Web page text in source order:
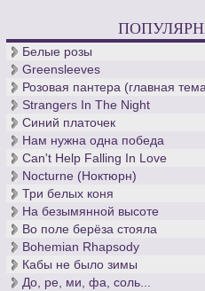
Белые розы
Greensleeves
Розовая пантера (главная
Strangers In The Night
Синий платочек
Нам нужна одна победа
Can't Help Falling In Love
Nocturne (Ноктюрн)
Три белых коня
На безымянной высоте
Во поле берёза стояла
Bohemian Rhapsody
Кабы не было зимы
До, ре, ми, фа, соль...